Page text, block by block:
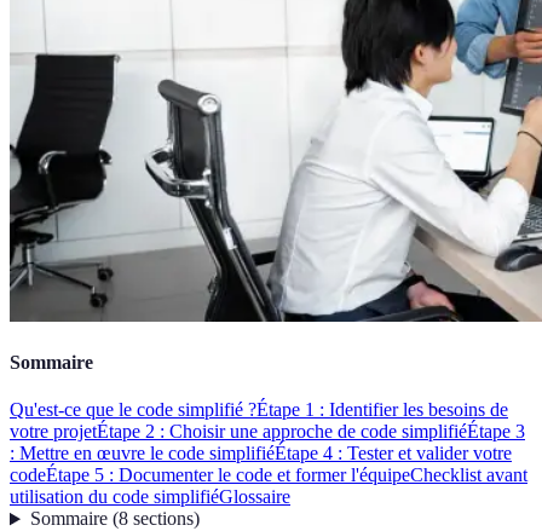
Sommaire
Qu'est-ce que le code simplifié ?Étape 1 : Identifier les besoins de
votre projetÉtape 2 : Choisir une approche de code simplifiéÉtape 3
: Mettre en œuvre le code simplifiéÉtape 4 : Tester et valider votre
codeÉtape 5 : Documenter le code et former l'équipeChecklist avant
utilisation du code simplifiéGlossaire
Sommaire(8 sections)